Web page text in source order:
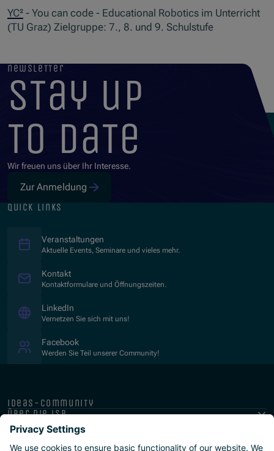
YC² - You can code - Educational Robotics im Unterricht
(TU Graz) Zielgruppe: 7., 8. und 9. Schulstufe
newsletter
stay up
to date
Wir freuen uns über Ihr Interesse.
Zur Anmeldung
quick links
Veranstaltungen
Aktuelle Events, Seminare und vieles mehr.
Kontakt
Kontaktformulare und Öffnungszeiten.
LinkedIn
Vernetzen Sie sich mit uns!
Facebook(Opens in new window)
Werden Sie Teil unserer Community!
ideas-community
über die isb
public-private
programme
newsletter